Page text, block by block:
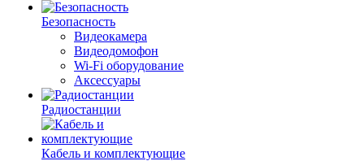
Безопасность
Видеокамера
Видеодомофон
Wi-Fi оборудование
Аксессуары
Радиостанции
Кабель и комплектующие